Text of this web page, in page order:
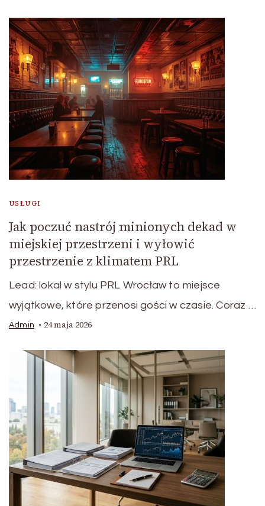
USŁUGI
Jak poczuć nastrój minionych dekad w
miejskiej przestrzeni i wyłowić
przestrzenie z klimatem PRL
Lead: lokal w stylu PRL Wrocław to miejsce
wyjątkowe, które przenosi gości w czasie. Coraz …
Admin 24 maja 2026